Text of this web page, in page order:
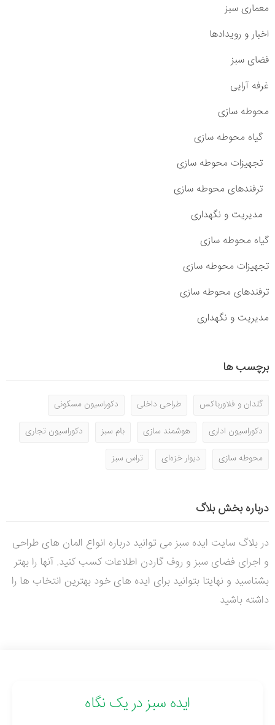
معماری سبز
اخبار و رویدادها
فضای سبز
غرفه آرایی
محوطه سازی
گیاه محوطه سازی
تجهیزات محوطه سازی
ترفندهای محوطه سازی
مدیریت و نگهداری
گیاه محوطه سازی
تجهیزات محوطه سازی
ترفندهای محوطه سازی
مدیریت و نگهداری
برچسب ها
گلدان و فلاورباکس طراحی داخلی
دکوراسیون مسکونی
دکوراسیون اداری
هوشمند سازی بام سبز
دکوراسیون تجاری
محوطه سازی
دیوار خزه‌ای تراس سبز
درباره بخش بلاگ
در بلاگ سایت ایده سبز می توانید درباره انواع المان های طراحی
و اجرای فضای سبز و روف گاردن اطلاعات کسب کنید. آنها را بهتر
بشناسید و نهایتا بتوانید برای ایده های خود بهترین انتخاب ها را
داشته باشید
ایده سبز در یک نگاه